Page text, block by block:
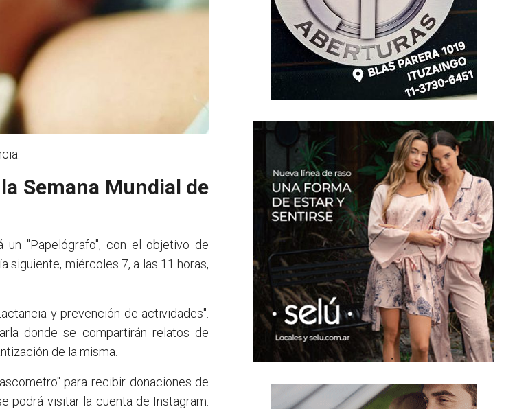
Semana Mundial de
"Papelógrafo", con el objetivo de
siguiente, miércoles 7, a las 11 horas,
y prevención de actividades".
donde se compartirán relatos de
de la misma.
para recibir donaciones de
podrá visitar la cuenta de Instagram: